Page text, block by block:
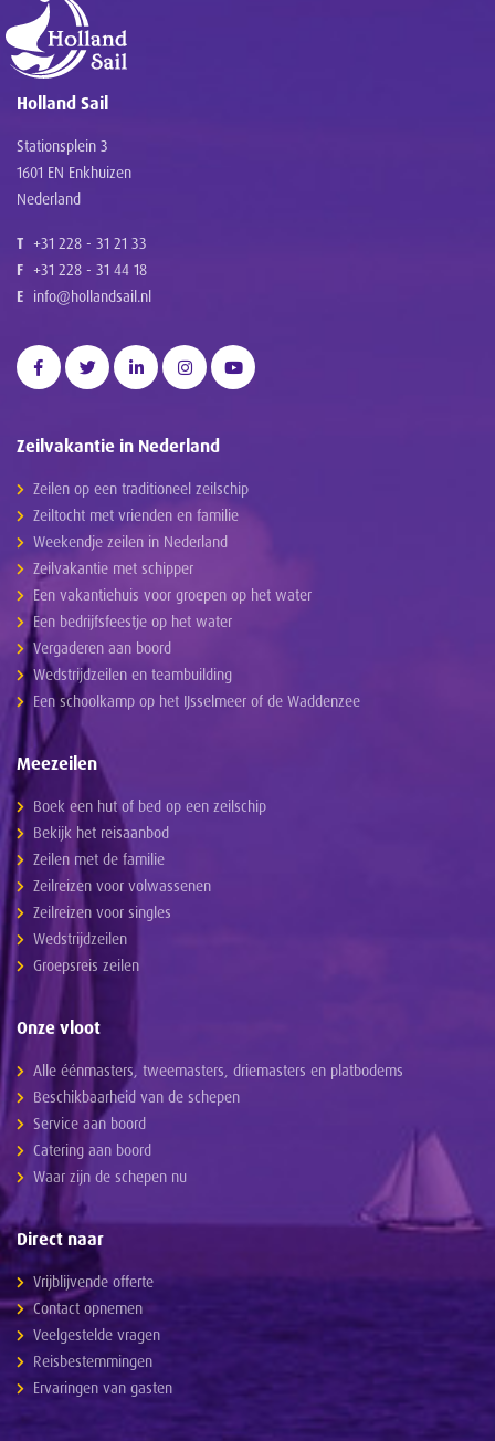
Holland Sail
Stationsplein 3
1601 EN Enkhuizen
Nederland
T +31 228 - 31 21 33
F +31 228 - 31 44 18
E info@hollandsail.nl
Zeilvakantie in Nederland
Zeilen op een traditioneel zeilschip
Zeiltocht met vrienden en familie
Weekendje zeilen in Nederland
Zeilvakantie met schipper
Een vakantiehuis voor groepen op het water
Een bedrijfsfeestje op het water
Vergaderen aan boord
Wedstrijdzeilen en teambuilding
Een schoolkamp op het IJsselmeer of de Waddenzee
Meezeilen
Boek een hut of bed op een zeilschip
Bekijk het reisaanbod
Zeilen met de familie
Zeilreizen voor volwassenen
Zeilreizen voor singles
Wedstrijdzeilen
Groepsreis zeilen
Onze vloot
Alle éénmasters, tweemasters, driemasters en platbodems
Beschikbaarheid van de schepen
Service aan boord
Catering aan boord
Waar zijn de schepen nu
Direct naar
Vrijblijvende offerte
Contact opnemen
Veelgestelde vragen
Reisbestemmingen
Ervaringen van gasten